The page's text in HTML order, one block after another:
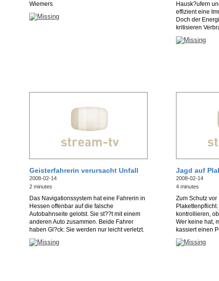
Wiemers
Hausk?ufern
effizient eine
Doch der
kritisieren
Geisterfahrerin verursacht Unfall
2008-02-14
2 minutes
Das Navigationssystem hat eine Fahrerin in
Hessen offenbar auf die falsche
Autobahnseite gelotst. Sie st??t mit einem
anderen Auto zusammen. Beide Fahrer
haben Gl?ck: Sie werden nur leicht verletzt.
Jagd auf
2008-02-14
4 minutes
Zum Schutz
kontrollieren,
Wer keine hat,
kassiert einen